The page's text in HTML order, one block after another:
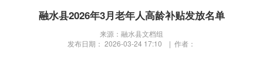
融水县2026年3月老年人高龄补贴发放名单
来源：融水县文档组
发布日期： 2026-03-24 17:10 | 作者：